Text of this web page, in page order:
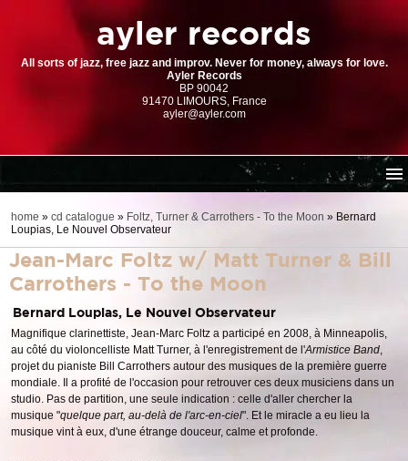
ayler records
All sorts of jazz, free jazz and improv. Never for money, always for love.
Ayler Records
BP 90042
91470 LIMOURS, France
ayler@ayler.com
cd catalogue
dl series (download-only)
digital store
order | payment
resources
home » cd catalogue » Foltz, Turner & Carrothers - To the Moon » Bernard
Loupias, Le Nouvel Observateur
Jean-Marc Foltz w/ Matt Turner & Bill
Carrothers - To the Moon
Bernard Loupias, Le Nouvel Observateur
Magnifique clarinettiste, Jean-Marc Foltz a participé en 2008, à Minneapolis,
au côté du violoncelliste Matt Turner, à l'enregistrement de l'Armistice Band,
projet du pianiste Bill Carrothers autour des musiques de la première guerre
mondiale. Il a profité de l'occasion pour retrouver ces deux musiciens dans un
studio. Pas de partition, une seule indication : celle d'aller chercher la
musique "quelque part, au-delà de l'arc-en-ciel". Et le miracle a eu lieu la
musique vint à eux, d'une étrange douceur, calme et profonde.